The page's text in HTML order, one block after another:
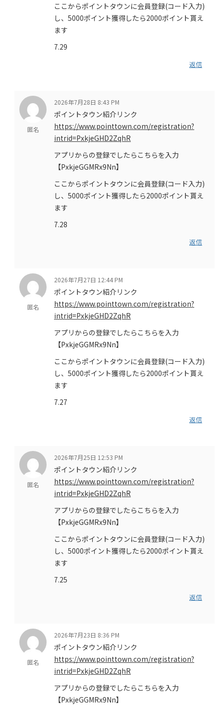
ここからポイントタウンに会員登録(コード入力)
し、5000ポイント獲得したら2000ポイント貰え
ます
7.29
返信
匿名
2026年7月28日 8:43 PM
ポイントタウン紹介リンク
https://www.pointtown.com/registration?
intrid=PxkjeGHD2ZqhR
アプリからの登録でしたらこちらを入力
【PxkjeGGMRx9Nn】
ここからポイントタウンに会員登録(コード入力)
し、5000ポイント獲得したら2000ポイント貰え
ます
7.28
返信
匿名
2026年7月27日 12:44 PM
ポイントタウン紹介リンク
https://www.pointtown.com/registration?
intrid=PxkjeGHD2ZqhR
アプリからの登録でしたらこちらを入力
【PxkjeGGMRx9Nn】
ここからポイントタウンに会員登録(コード入力)
し、5000ポイント獲得したら2000ポイント貰え
ます
7.27
返信
匿名
2026年7月25日 12:53 PM
ポイントタウン紹介リンク
https://www.pointtown.com/registration?
intrid=PxkjeGHD2ZqhR
アプリからの登録でしたらこちらを入力
【PxkjeGGMRx9Nn】
ここからポイントタウンに会員登録(コード入力)
し、5000ポイント獲得したら2000ポイント貰え
ます
7.25
返信
匿名
2026年7月23日 8:36 PM
ポイントタウン紹介リンク
https://www.pointtown.com/registration?
intrid=PxkjeGHD2ZqhR
アプリからの登録でしたらこちらを入力
【PxkjeGGMRx9Nn】